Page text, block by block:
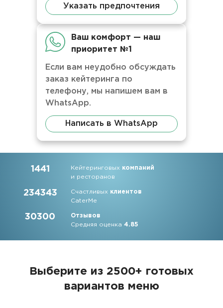
Указать предпочтения
Ваш комфорт — наш
приоритет №1
Если вам неудобно обсуждать
заказ кейтеринга по
телефону, мы напишем вам в
WhatsApp.
Написать в WhatsApp
1441 Кейтеринговых компаний
и ресторанов
234343 Счастливых клиентов
CaterMe
30300
Отзывов
Средняя оценка4.85
Выберите из 2500+ готовых
вариантов меню